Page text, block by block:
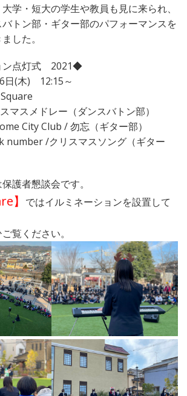
学・短大の学生や教員も見に来られ、
トン部・ギター部のパフォーマンスを
した。
点灯式 2021◆
日(木) 12:15～
マスメドレー（ダンスバトン部）
City Club /勿忘（ギター部）
number /クリスマスソング（ギター
護者懇談会です。
】 ではイルミネーションを設置して
覧ください。